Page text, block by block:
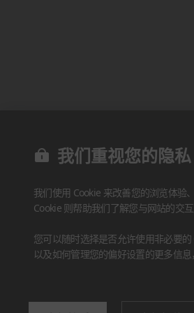
我们重视您的隐私
我们使用 Cookie 来改善您的浏览体验
Cookie 则帮助我们了解您与网站的交
您可以随时选择是否允许使用非必要
以及如何管理您的偏好设置的更多信